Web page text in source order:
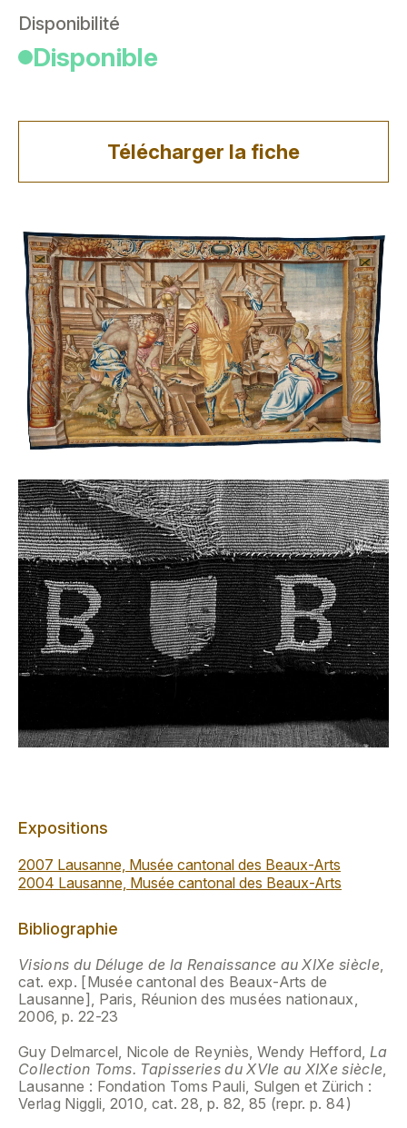
Disponibilité
Disponible
Télécharger la fiche
Expositions
2007 Lausanne, Musée cantonal des Beaux-Arts
2004 Lausanne, Musée cantonal des Beaux-Arts
Bibliographie
Visions du Déluge de la Renaissance au XIXe siècle
cat. exp. [Musée cantonal des Beaux-Arts de
Lausanne], Paris, Réunion des musées nationaux,
2006, p. 22-23
Guy Delmarcel, Nicole de Reyniès, Wendy Hefford, La
Collection Toms. Tapisseries du XVIe au XIXe siècle
Lausanne : Fondation Toms Pauli, Sulgen et Zürich :
Verlag Niggli, 2010, cat. 28, p. 82, 85 (repr. p. 84)